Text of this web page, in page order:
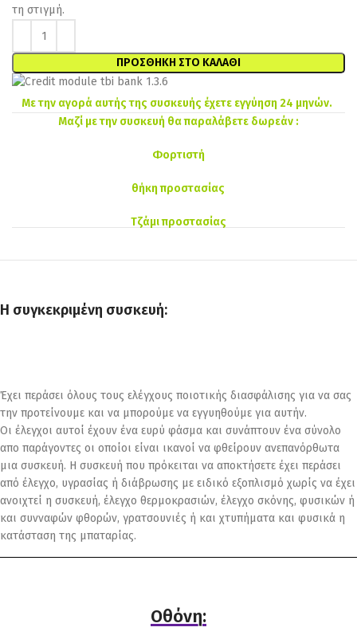
τη στιγμή.
ΠΡΟΣΘΉΚΗ ΣΤΟ ΚΑΛΆΘΙ
Με την αγορά αυτής της συσκευής έχετε εγγύηση 24 μηνών.
Μαζί με την συσκευή θα παραλάβετε δωρεάν :
Φορτιστή
θήκη προστασίας
Τζάμι προστασίας
Η συγκεκριμένη συσκευή:
Έχει περάσει όλους τους ελέγχους ποιοτικής διασφάλισης για να σας
την προτείνουμε και να μπορούμε να εγγυηθούμε για αυτήν.
Οι έλεγχοι αυτοί έχουν ένα ευρύ φάσμα και συνάπτουν ένα σύνολο
απο παράγοντες οι οποίοι είναι ικανοί να φθείρουν ανεπανόρθωτα
μια συσκευή. Η συσκευή που πρόκειται να αποκτήσετε έχει περάσει
από έλεγχο, υγρασίας ή διάβρωσης με ειδικό εξοπλισμό χωρίς να έχει
ανοιχτεί η συσκευή, έλεγχο θερμοκρασιών, έλεγχο σκόνης, φυσικών ή
και συνναφών φθορών, γρατσουνιές ή και χτυπήματα και φυσικά η
κατάσταση της μπαταρίας.
Οθόνη: